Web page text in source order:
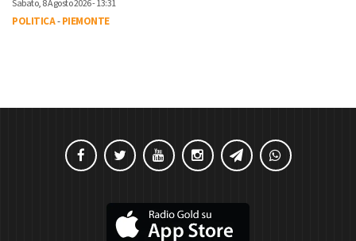
Sabato, 8 Agosto 2026 - 13:31
POLITICA-PIEMONTE